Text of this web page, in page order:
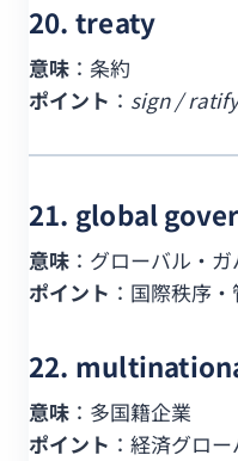
20. treaty
意味 ：条約
ポイント ： sign /
21. global
意味 ：グローバル・
ポイント ：国際秩序
22.
意味 ：多国籍企業
ポイント ：経済グロ